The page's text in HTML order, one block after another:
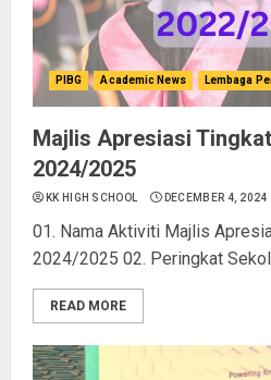
PIBG Academic News Lembaga
Majlis Apresiasi
2024/2025
KK HIGH SCHOOL DECEMBER 4, 2024
01. Nama Aktiviti Majlis
2024/2025 02. Peringkat
READ MORE